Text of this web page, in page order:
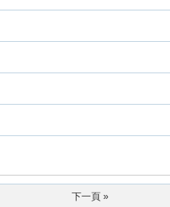
下一頁 »